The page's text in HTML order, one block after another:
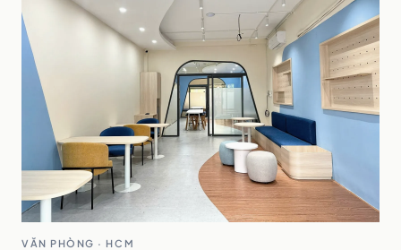
VĂN PHÒNG · HCM